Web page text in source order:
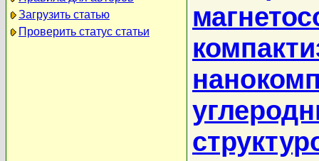
Загрузить статью
Проверить статус статьи